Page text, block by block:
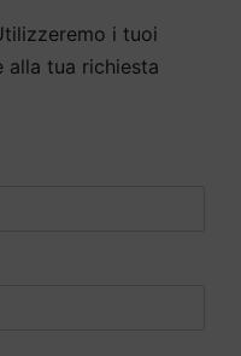
i tuoi
alla tua richiesta